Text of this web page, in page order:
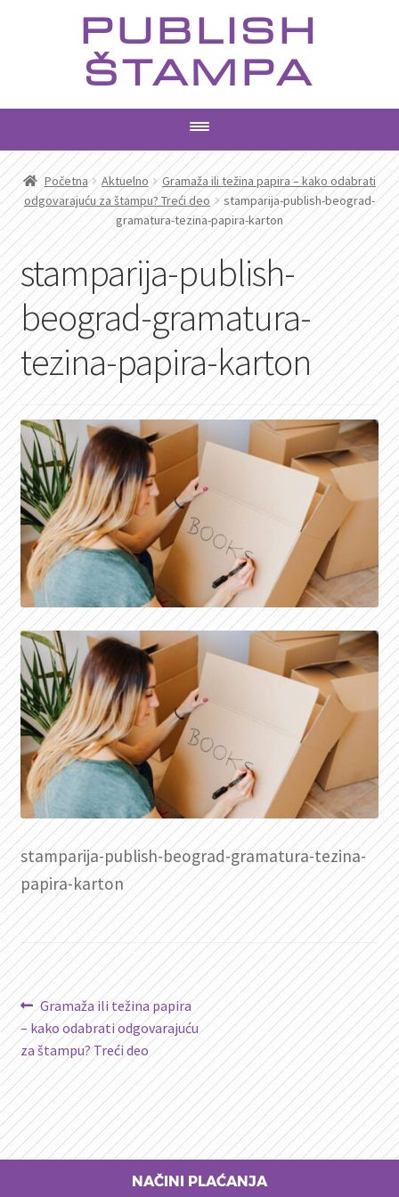
PUBLISH
ŠTAMPA
PROIZVODI
USLUGE
AKTUELNO
KONTAKT
PRETRAGA
Početna Aktuelno
Gramaža ili težina papira – kako odabrati
odgovarajuću za štampu? Treći deo
stamparija-publish-beograd-
gramatura-tezina-papira-karton
stamparija-publish-
beograd-gramatura-
tezina-papira-karton
stamparija-publish-beograd-gramatura-tezina-
papira-karton
Kretanje
članka
Prethodni
članak:
Gramaža ili težina papira
– kako odabrati odgovarajuću
za štampu? Treći deo
NAČINI PLAĆANJA